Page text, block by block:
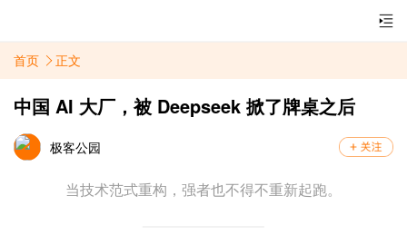
首页 正文
中国 AI 大厂，被 Deepseek 掀了牌桌之后
极客公园
当技术范式重构，强者也不得不重新起跑。